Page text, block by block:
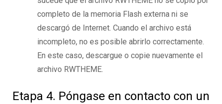
completo de la memoria Flash externa ni se
descargó de Internet. Cuando el archivo está
incompleto, no es posible abrirlo correctamente.
En este caso, descargue o copie nuevamente el
archivo RWTHEME.
Etapa 4. Póngase en contacto con un